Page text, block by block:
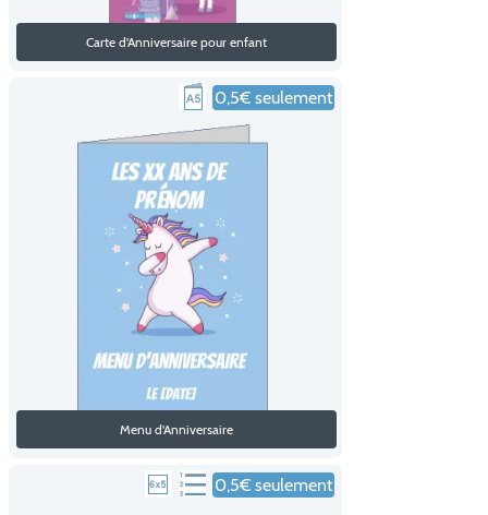
Carte d'Anniversaire pour enfant
0,5€ seulement
Menu d'Anniversaire
0,5€ seulement